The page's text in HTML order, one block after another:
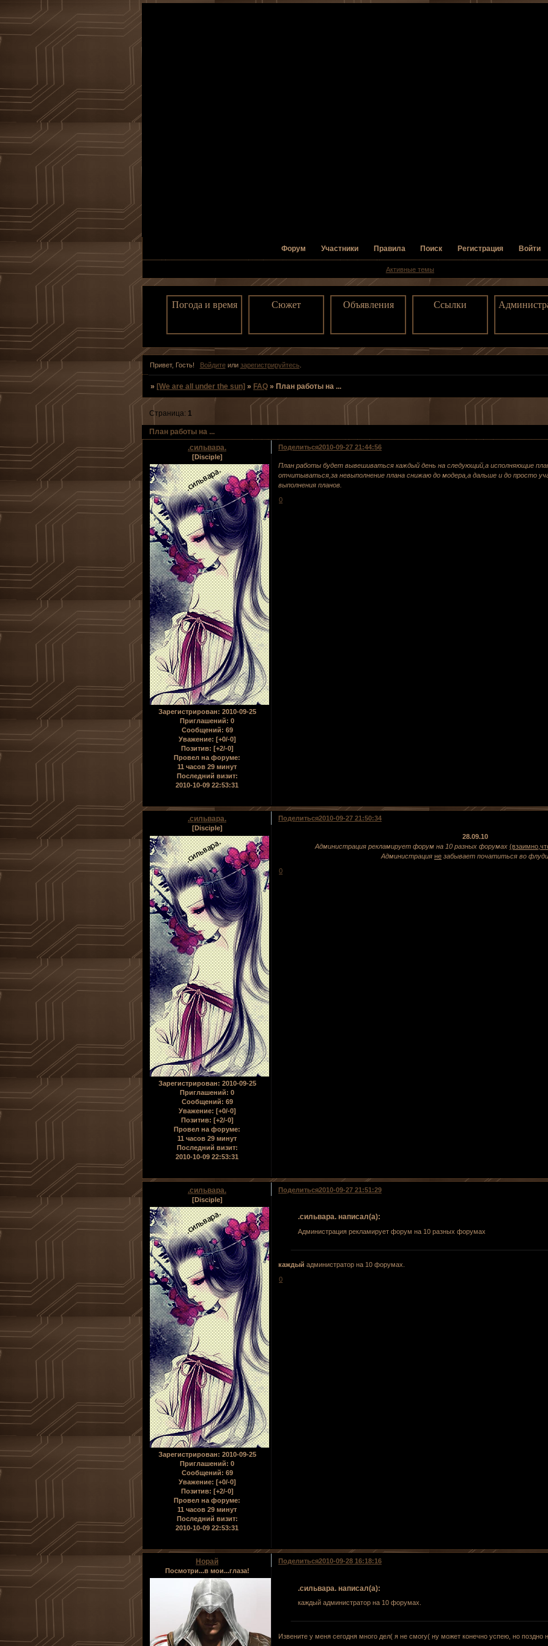
Форум Участники Правила Поиск Регистрация Войти
Активные темы
Погода и время Сюжет Объявления Ссылки
Привет, Гость! Войдитеили зарегистрируйтесь
» [We are all under the sun] » FAQ » План работы на ...
План работы на ...
Страница: 1
Поделиться2010-09-27 21:44:56
.сильвара.
[Disciple]
Зарегистрирован: 2010-09-25
Приглашений: 0
Сообщений: 69
Уважение: [+0/-0]
Позитив: [+2/-0]
Провел на форуме:
11 часов 29 минут
Последний визит:
2010-10-09 22:53:31
План работы будет вывешиваться каждый день на следующий,а исполняющие
отчитываться,за невыполнение плана снижаю до модера,а дальше и до просто
выполнения планов.
0
Поделиться2010-09-27 21:50:34
.сильвара.
[Disciple]
Зарегистрирован: 2010-09-25
Приглашений: 0
Сообщений: 69
Уважение: [+0/-0]
Позитив: [+2/-0]
Провел на форуме:
11 часов 29 минут
Последний визит:
2010-10-09 22:53:31
28.09.10
Администрация рекламирует форум на 10 разных форумах
Администрация не забывает початиться во
0
Поделиться2010-09-27 21:51:29
.сильвара.
[Disciple]
Зарегистрирован: 2010-09-25
Приглашений: 0
Сообщений: 69
Уважение: [+0/-0]
Позитив: [+2/-0]
Провел на форуме:
11 часов 29 минут
Последний визит:
2010-10-09 22:53:31
.сильвара. написал(а):
Администрация рекламирует форум на 10 разных форумах
каждый администратор на 10 форумах.
0
Поделиться2010-09-28 16:18:16
Норай
Посмотри...в мои...глаза!
.сильвара. написал(а):
каждый администратор на 10 форумах.
Извените у меня сегодня много дел( я не смогу( ну может конечно успею, но поздно